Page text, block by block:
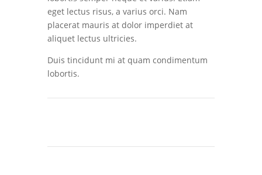
eget lectus risus, a varius orci. Nam
placerat mauris at dolor imperdiet at
aliquet lectus ultricies.
Duis tincidunt mi at quam condimentum
lobortis.